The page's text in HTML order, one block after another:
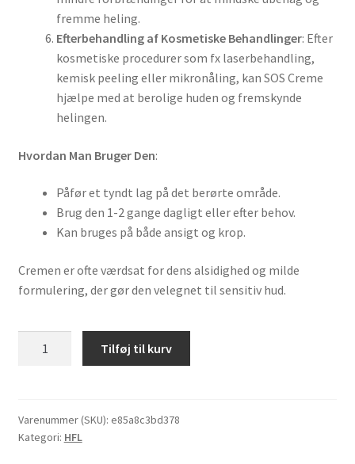
fremme heling.
Efterbehandling af Kosmetiske Behandlinger: Efter
kosmetiske procedurer som fx laserbehandling,
kemisk peeling eller mikronåling, kan SOS Creme
hjælpe med at berolige huden og fremskynde
helingen.
Hvordan Man Bruger Den:
Påfør et tyndt lag på det berørte område.
Brug den 1-2 gange dagligt eller efter behov.
Kan bruges på både ansigt og krop.
Cremen er ofte værdsat for dens alsidighed og milde
formulering, der gør den velegnet til sensitiv hud.
ml.
antal
Tilføj til kurv
Varenummer (SKU): e85a8c3bd378
Kategori: HFL